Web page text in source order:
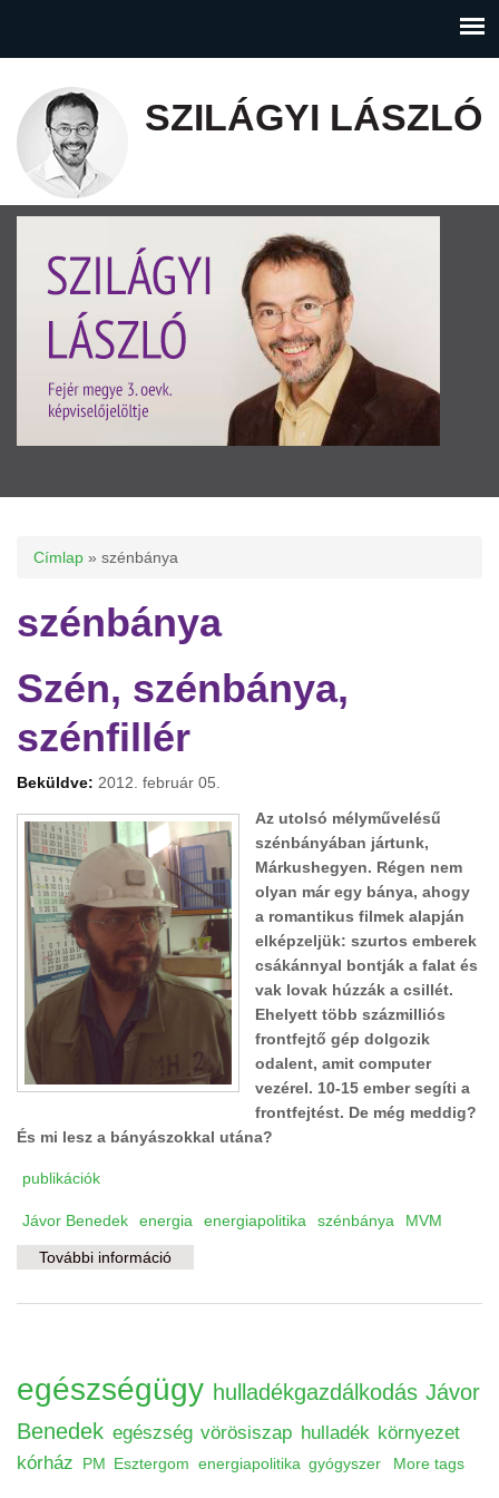
SZILÁGYI LÁSZLÓ
Jelenlegi hely
Címlap » szénbánya
szénbánya
Szén, szénbánya,
szénfillér
Beküldve: 2012. február 05.
Az utolsó mélyművelésű
szénbányában jártunk,
Márkushegyen. Régen nem
olyan már egy bánya, ahogy
a romantikus filmek alapján
elképzeljük: szurtos emberek
csákánnyal bontják a falat és
vak lovak húzzák a csillét.
Ehelyett több százmilliós
frontfejtő gép dolgozik
odalent, amit computer
vezérel. 10-15 ember segíti a
frontfejtést. De még meddig?
És mi lesz a bányászokkal utána?
publikációk
Jávor Benedek energia energiapolitika szénbánya MVM
További információ
egészségügy hulladékgazdálkodás Jávor
Benedek egészség vörösiszap hulladék környezet
kórház
PM Esztergom energiapolitika gyógyszer More tags